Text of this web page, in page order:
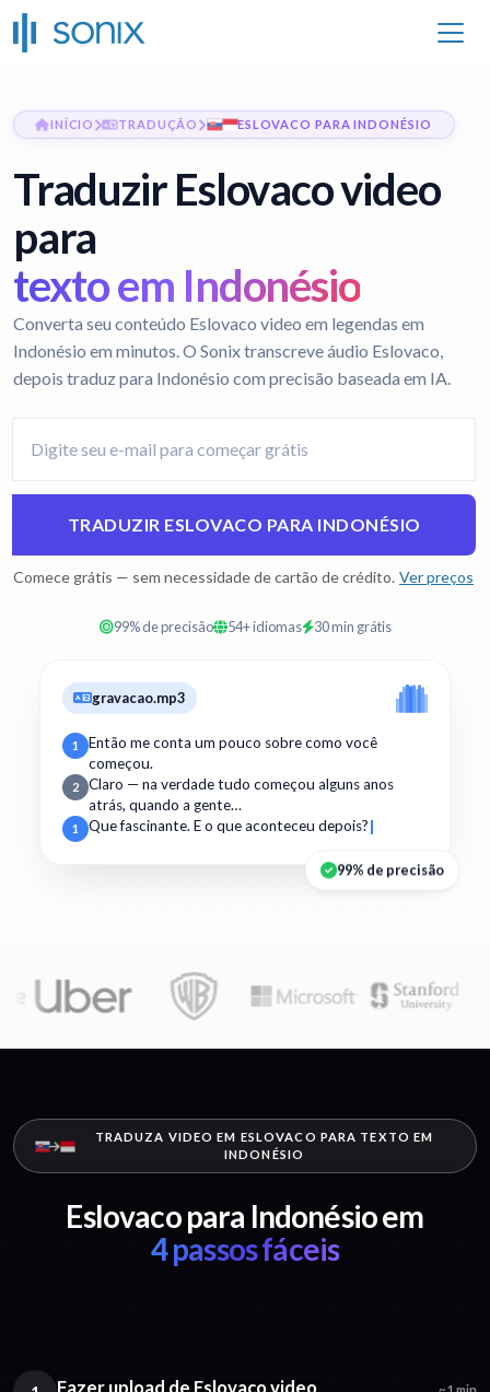
INÍCIO TRADUÇÃO ESLOVACO PARA INDONÉSIO
Traduzir Eslovaco video
para
texto em Indonésio
Converta seu conteúdo Eslovaco video em legendas em
Indonésio em minutos. O Sonix transcreve áudio Eslovaco,
depois traduz para Indonésio com precisão baseada em IA.
TRADUZIR ESLOVACO PARA INDONÉSIO
Comece grátis — sem necessidade de cartão de crédito. Ver preços
99% de precisão 54+ idiomas 30 min grátis
gravacao.mp3
1
Então me conta um pouco sobre como você
começou.
2
Claro — na verdade tudo começou alguns anos
atrás, quando a gente…
1 Que fascinante. E o que aconteceu depois?
99% de precisão
TRADUZA VIDEO EM ESLOVACO PARA TEXTO EM
INDONÉSIO
Eslovaco para Indonésio em
4 passos fáceis
Fazer upload de Eslovaco video